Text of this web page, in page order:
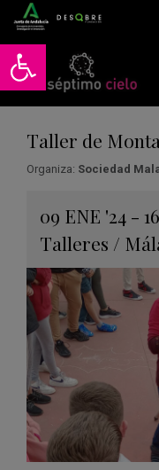
Abrir barra de herramientas
Taller de
Organiza: Sociedad
09 ENE '24 - 16
Talleres /